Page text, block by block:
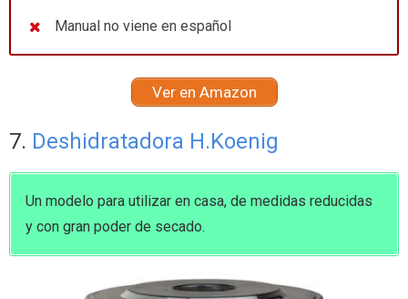
Manual no viene en español
Ver en Amazon
7. Deshidratadora H.Koenig
Un modelo para utilizar en casa, de medidas reducidas
y con gran poder de secado.